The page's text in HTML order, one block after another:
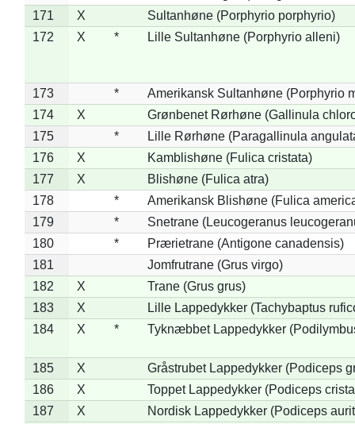
171
X
Sultanhøne (Porphyrio porphyrio)
172
X * Lille Sultanhøne (Porphyrio alleni)
173 *
Amerikansk Sultanhøne (Porphyrio
174
X
Grønbenet Rørhøne (Gallinula
175
*
Lille Rørhøne (Paragallinula
176
X
Kamblishøne (Fulica cristata)
177
X
Blishøne (Fulica atra)
178
*
Amerikansk Blishøne (Fulica
179
*
Snetrane (Leucogeranus
180
*
Prærietrane (Antigone canadensis)
181
Jomfrutrane (Grus virgo)
182
X
Trane (Grus grus)
183
X
Lille Lappedykker (Tachybaptus
184
X * Tyknæbbet Lappedykker
185 X
Gråstrubet Lappedykker (Podiceps
186
X
Toppet Lappedykker (Podiceps
187
X
Nordisk Lappedykker (Podiceps